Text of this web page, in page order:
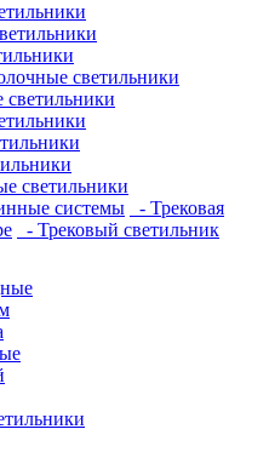
светильники
светильники
системы
- Трековая
- Трековый светильник